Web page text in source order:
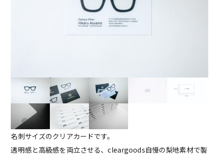
名刺サイズのクリアカードです。
透明感と高級感を両立させる、cleargoods自慢の梨地素材で製